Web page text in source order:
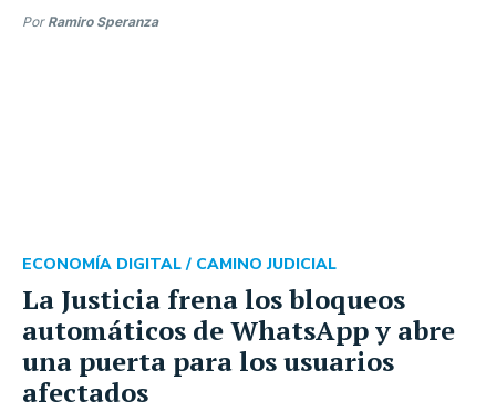
Por Ramiro Speranza
La Justicia frena los bloqueos
automáticos de WhatsApp y abre
una puerta para los usuarios
afectados
ECONOMÍA DIGITAL / CAMINO JUDICIAL